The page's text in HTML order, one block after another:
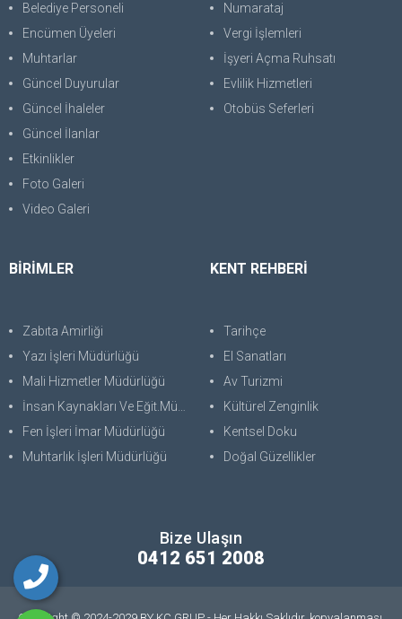
Belediye Personeli
Encümen Üyeleri
Muhtarlar
Güncel Duyurular
Güncel İhaleler
Güncel İlanlar
Etkinlikler
Foto Galeri
Video Galeri
Numarataj
Vergi İşlemleri
İşyeri Açma Ruhsatı
Evlilik Hizmetleri
Otobüs Seferleri
BİRİMLER
Zabıta Amirliği
Yazı İşleri Müdürlüğü
Mali Hizmetler Müdürlüğü
İnsan Kaynakları Ve Eğit.Müdürlüğü
Fen İşleri İmar Müdürlüğü
Muhtarlık İşleri Müdürlüğü
KENT REHBERİ
Tarihçe
El Sanatları
Av Turizmi
Kültürel Zenginlik
Kentsel Doku
Doğal Güzellikler
Bize Ulaşın
0412 651 2008